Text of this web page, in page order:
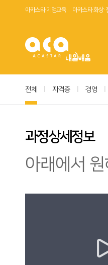
아카스타 기업교육 아카스타 화상·
전체 자격증 경영
과정상세정보
아래에서